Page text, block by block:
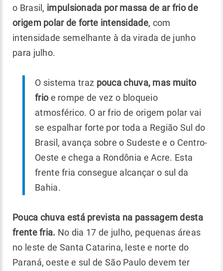
o Brasil, impulsionada por massa de ar frio de
origem polar de forte intensidade, com
intensidade semelhante à da virada de junho
para julho.
O sistema traz pouca chuva, mas muito
frioe rompe de vez o bloqueio
atmosférico. O ar frio de origem polar vai
se espalhar forte por toda a Região Sul do
Brasil, avança sobre o Sudeste e o Centro-
Oeste e chega a Rondônia e Acre. Esta
frente fria consegue alcançar o sul da
Bahia.
Pouca chuva está prevista na passagem desta
frente fria. No dia 17 de julho, pequenas áreas
no leste de Santa Catarina, leste e norte do
Paraná, oeste e sul de São Paulo devem ter